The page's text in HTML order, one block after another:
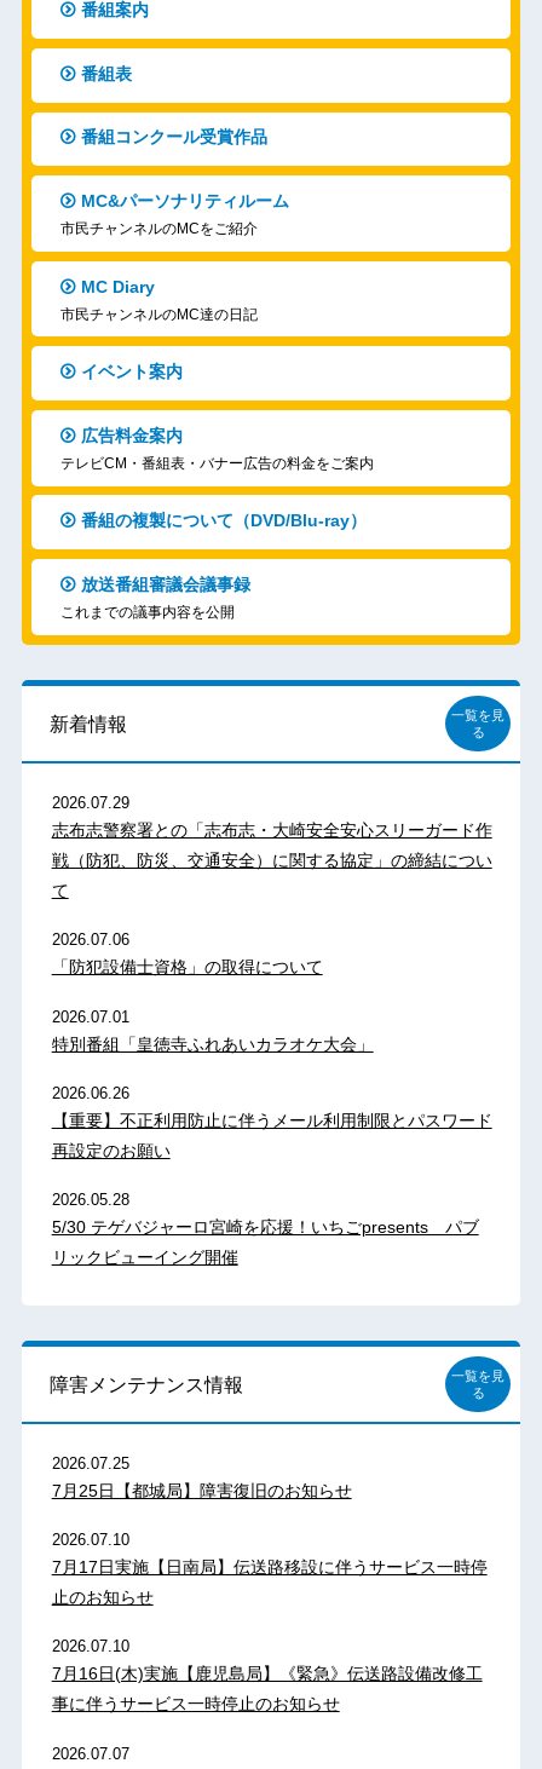
番組案内
番組表
番組コンクール受賞作品
MC&パーソナリティルーム
市民チャンネルのMCをご紹介
MC Diary
市民チャンネルのMC達の日記
イベント案内
広告料金案内
テレビCM・番組表・バナー広告の料金をご案内
番組の複製について（DVD/Blu-ray）
放送番組審議会議事録
これまでの議事内容を公開
新着情報
一覧を見
る
2026.07.29
志布志警察署との「志布志・大崎安全安心スリーガード作
戦（防犯、防災、交通安全）に関する協定」の締結につい
て
2026.07.06
「防犯設備士資格」の取得について
2026.07.01
特別番組「皇徳寺ふれあいカラオケ大会」
2026.06.26
【重要】不正利用防止に伴うメール利用制限とパスワード
再設定のお願い
2026.05.28
5/30 テゲバジャーロ宮崎を応援！いちごpresents パブ
リックビューイング開催
障害メンテナンス情報
一覧を見
る
2026.07.25
7月25日【都城局】障害復旧のお知らせ
2026.07.10
7月17日実施【日南局】伝送路移設に伴うサービス一時停
止のお知らせ
2026.07.10
7月16日(木)実施【鹿児島局】《緊急》伝送路設備改修工
事に伴うサービス一時停止のお知らせ
2026.07.07